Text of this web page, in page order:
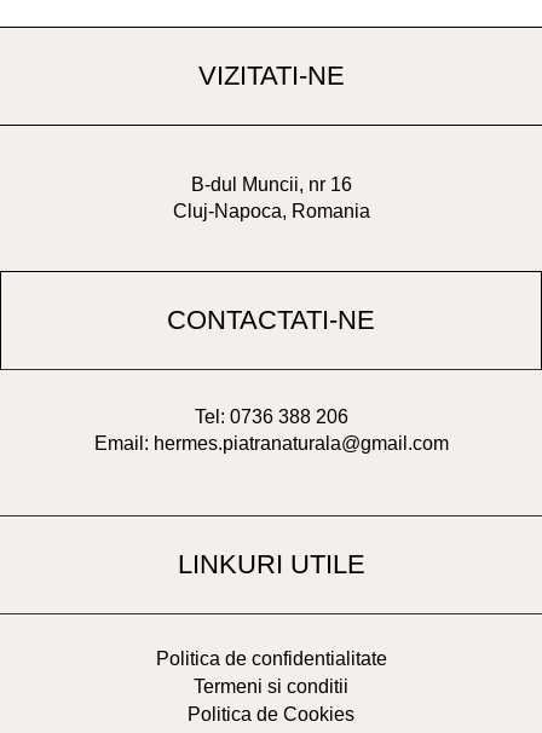
VIZITATI-NE
B-dul Muncii, nr 16
Cluj-Napoca, Romania
CONTACTATI-NE
Tel: 0736 388 206
Email: hermes.piatranaturala@gmail.com
LINKURI UTILE
Politica de confidentialitate
Termeni si conditii
Politica de Cookies